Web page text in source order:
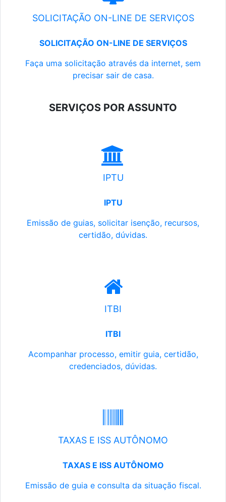
SOLICITAÇÃO ON-LINE DE SERVIÇOS
SOLICITAÇÃO ON-LINE DE SERVIÇOS
Faça uma solicitação através da internet, sem
precisar sair de casa.
SERVIÇOS POR ASSUNTO
IPTU
IPTU
Emissão de guias, solicitar isenção, recursos,
certidão, dúvidas.
ITBI
ITBI
Acompanhar processo, emitir guia, certidão,
credenciados, dúvidas.
TAXAS E ISS AUTÔNOMO
TAXAS E ISS AUTÔNOMO
Emissão de guia e consulta da situação fiscal.